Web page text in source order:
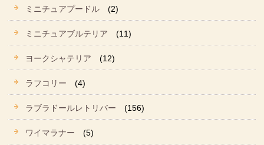
ミニチュアプードル (2)
ミニチュアブルテリア (11)
ヨークシャテリア (12)
ラフコリー (4)
ラブラドールレトリバー (156)
ワイマラナー (5)